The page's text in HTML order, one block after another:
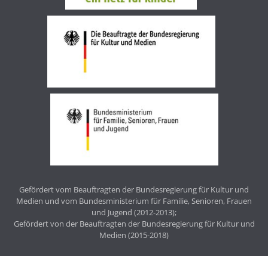
Gefördert vom Beauftragten der Bundesregierung für Kultur und
Medien und vom Bundesministerium für Familie, Senioren, Frauen
und Jugend (2012-2013);
Gefördert von der Beauftragten der Bundesregierung für Kultur und
Medien (2015-2018)